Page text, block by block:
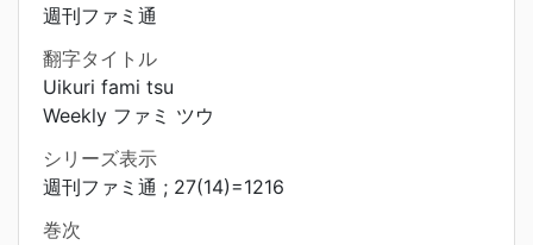
週刊ファミ通
翻字タイトル
Uikuri fami tsu
Weekly ファミ ツウ
シリーズ表示
週刊ファミ通 ; 27(14)=1216
巻次